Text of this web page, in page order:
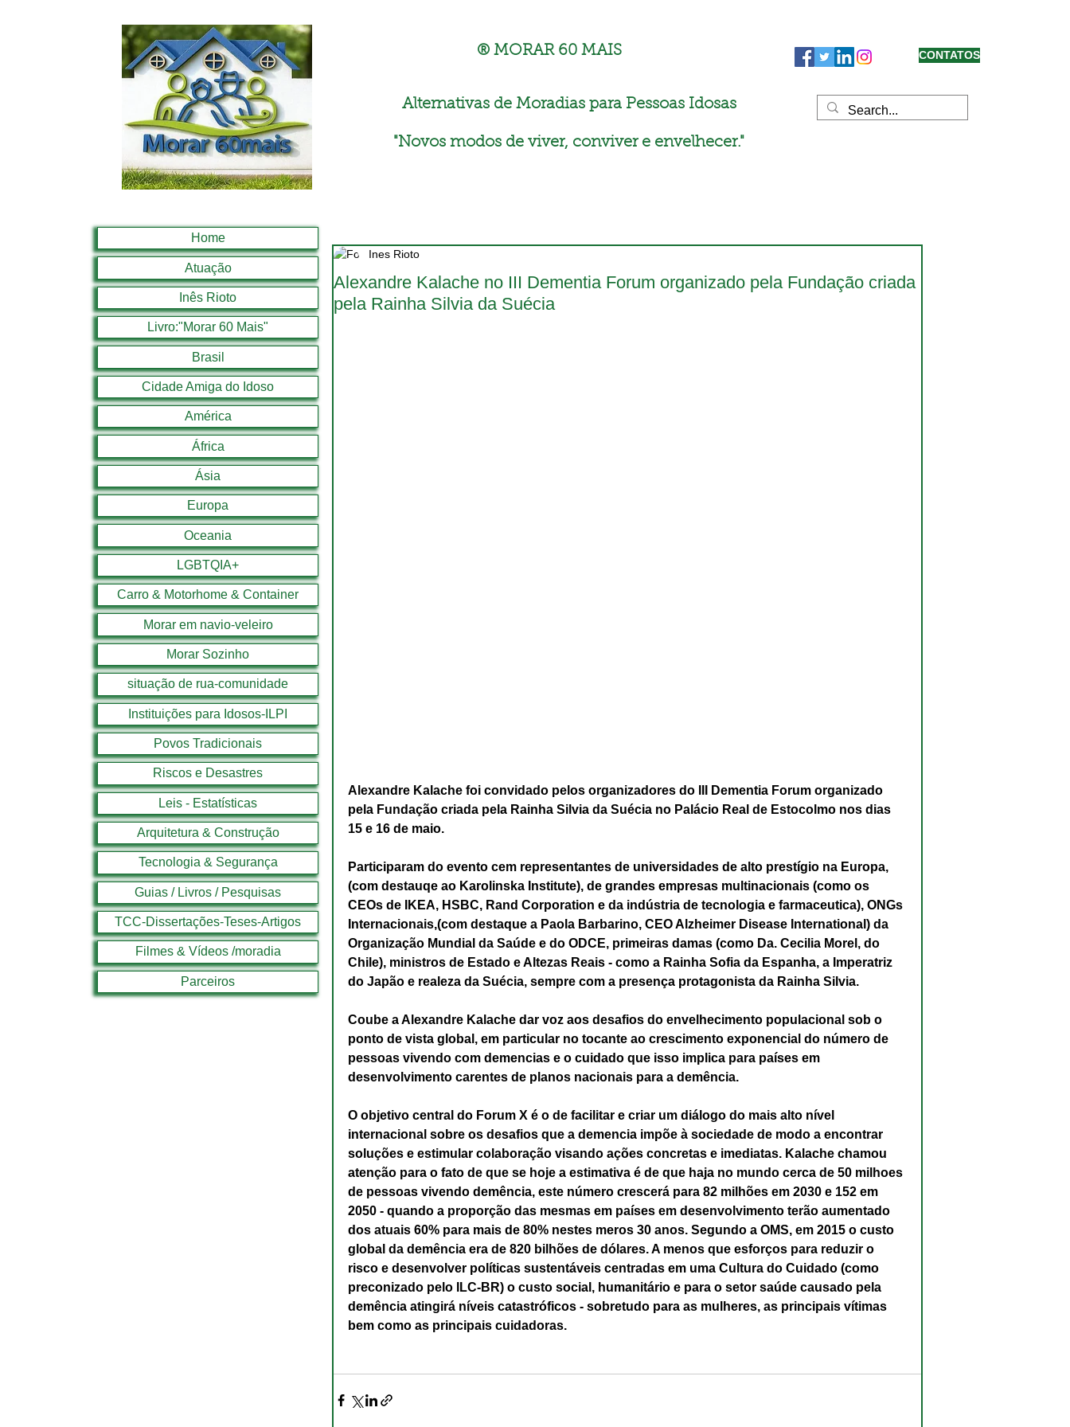
® MORAR 60 MAIS
Alternativas de Moradias para Pessoas Idosas
"Novos modos de viver, conviver e envelhecer."
CONTATOS
Alexandre Kalache no III Dementia Forum organizado pela Fundação criada
pela Rainha Silvia da Suécia
Ines Rioto
Alexandre Kalache foi convidado pelos organizadores do III Dementia Forum organizado
pela Fundação criada pela Rainha Silvia da Suécia no Palácio Real de Estocolmo nos dias
15 e 16 de maio.
Participaram do evento cem representantes de universidades de alto prestígio na Europa,
(com destauqe ao Karolinska Institute), de grandes empresas multinacionais (como os
CEOs de IKEA, HSBC, Rand Corporation e da indústria de tecnologia e farmaceutica), ONGs
Internacionais,(com destaque a Paola Barbarino, CEO Alzheimer Disease International) da
Organização Mundial da Saúde e do ODCE, primeiras damas (como Da. Cecilia Morel, do
Chile), ministros de Estado e Altezas Reais - como a Rainha Sofia da Espanha, a Imperatriz
do Japão e realeza da Suécia, sempre com a presença protagonista da Rainha Silvia.
Coube a Alexandre Kalache dar voz aos desafios do envelhecimento populacional sob o
ponto de vista global, em particular no tocante ao crescimento exponencial do número de
pessoas vivendo com demencias e o cuidado que isso implica para países em
desenvolvimento carentes de planos nacionais para a demência.
O objetivo central do Forum X é o de facilitar e criar um diálogo do mais alto nível
internacional sobre os desafios que a demencia impõe à sociedade de modo a encontrar
soluções e estimular colaboração visando ações concretas e imediatas. Kalache chamou
atenção para o fato de que se hoje a estimativa é de que haja no mundo cerca de 50 milhoes
de pessoas vivendo demência, este número crescerá para 82 milhões em 2030 e 152 em
2050 - quando a proporção das mesmas em países em desenvolvimento terão aumentado
dos atuais 60% para mais de 80% nestes meros 30 anos. Segundo a OMS, em 2015 o custo
global da demência era de 820 bilhões de dólares. A menos que esforços para reduzir o
risco e desenvolver políticas sustentáveis centradas em uma Cultura do Cuidado (como
preconizado pelo ILC-BR) o custo social, humanitário e para o setor saúde causado pela
demência atingirá níveis catastróficos - sobretudo para as mulheres, as principais vítimas
bem como as principais cuidadoras.
Home
Atuação
Inês Rioto
Livro:"Morar 60 Mais"
Brasil
Cidade Amiga do Idoso
América
África
Ásia
Europa
Oceania
LGBTQIA+
Carro & Motorhome & Container
Morar em navio-veleiro
Morar Sozinho
situação de rua-comunidade
Instituições para Idosos-ILPI
Povos Tradicionais
Riscos e Desastres
Leis - Estatísticas
Arquitetura & Construção
Tecnologia & Segurança
Guias / Livros / Pesquisas
TCC-Dissertações-Teses-Artigos
Filmes & Vídeos /moradia
Parceiros